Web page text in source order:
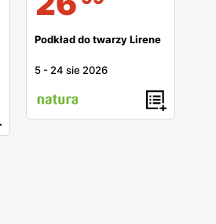
Podkład do twarzy Lirene
5 - 24 sie 2026